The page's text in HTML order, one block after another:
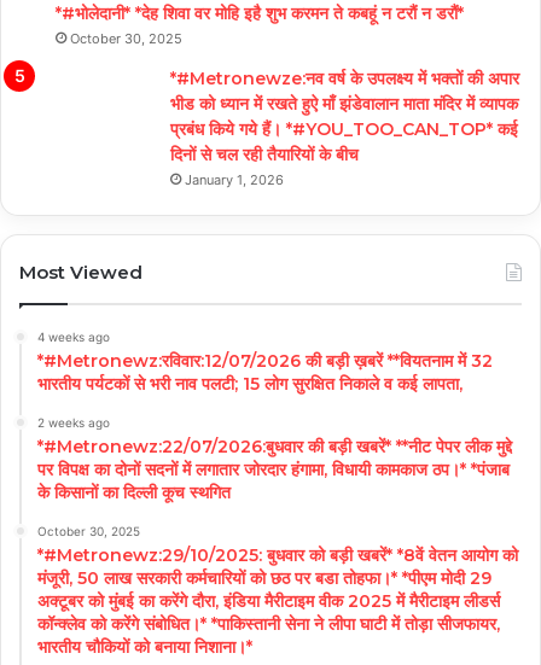
*#भोलेदानी* *देह शिवा वर मोहि इहै शुभ करमन ते कबहूं न टरौं न डरौं*
October 30, 2025
*#Metronewze:नव वर्ष के उपलक्ष्य में भक्तों की अपार
भीड को ध्यान में रखते हुऐ माँ झंडेवालान माता मंदिर में व्यापक
प्रबंध किये गये हैं। *#YOU_TOO_CAN_TOP* कई
दिनों से चल रही तैयारियों के बीच
January 1, 2026
Most Viewed
4 weeks ago
*#Metronewz:रविवार:12/07/2026 की बड़ी ख़बरें **वियतनाम में 32
भारतीय पर्यटकों से भरी नाव पलटी; 15 लोग सुरक्षित निकाले व कई लापता,
2 weeks ago
*#Metronewz:22/07/2026:बुधवार की बड़ी खबरें* **नीट पेपर लीक मुद्दे
पर विपक्ष का दोनों सदनों में लगातार जोरदार हंगामा, विधायी कामकाज ठप।* *पंजाब
के किसानों का दिल्ली कूच स्थगित
October 30, 2025
*#Metronewz:29/10/2025: बुधवार को बड़ी खबरें* *8वें वेतन आयोग को
मंजूरी, 50 लाख सरकारी कर्मचारियों को छठ पर बडा तोहफा।* *पीएम मोदी 29
अक्टूबर को मुंबई का करेंगे दौरा, इंडिया मैरीटाइम वीक 2025 में मैरीटाइम लीडर्स
कॉन्क्लेव को करेंगे संबोधित।* *पाकिस्तानी सेना ने लीपा घाटी में तोड़ा सीजफायर,
भारतीय चौकियों को बनाया निशाना।*